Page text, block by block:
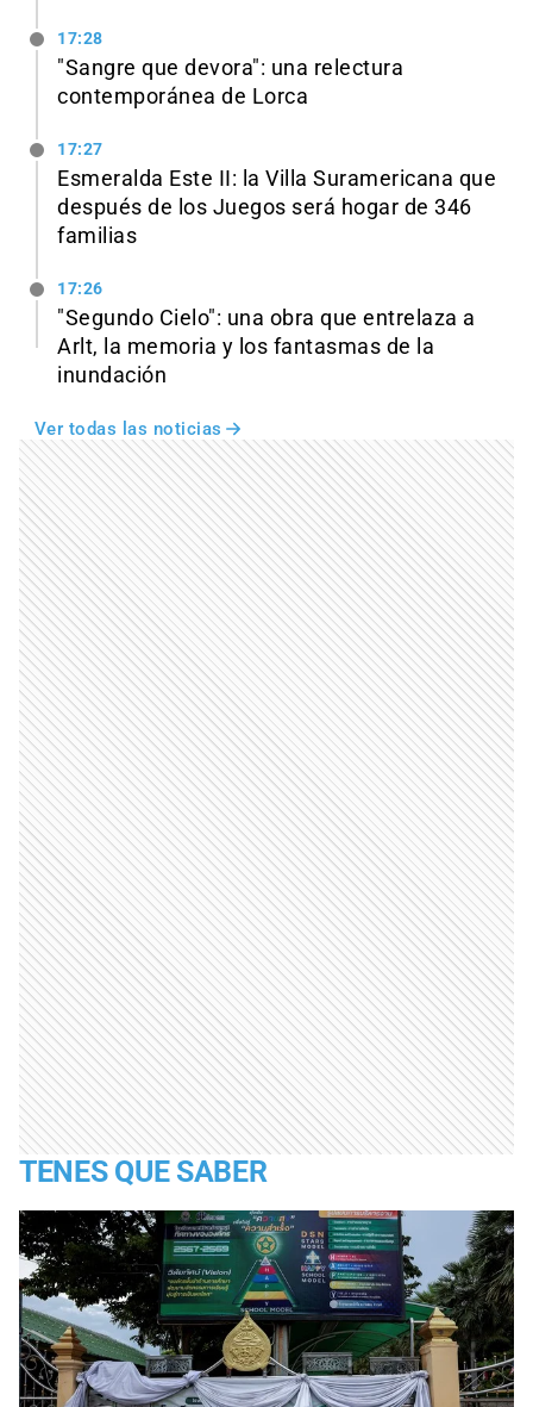
17:28
"Sangre que devora": una relectura
contemporánea de Lorca
17:27
Esmeralda Este II: la Villa Suramericana que
después de los Juegos será hogar de 346
familias
17:26
"Segundo Cielo": una obra que entrelaza a
Arlt, la memoria y los fantasmas de la
inundación
Ver todas las noticias
TENES QUE SABER